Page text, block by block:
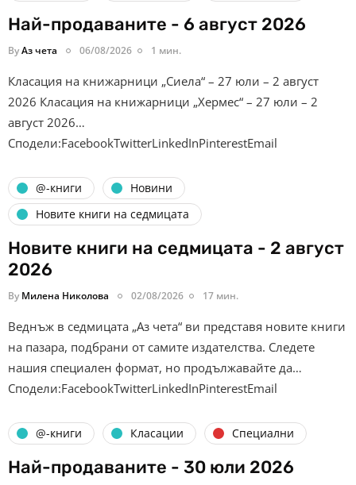
Най-продаваните - 6 август 2026
ByАз чета 06/08/2026 1 мин.
Класация на книжарници „Сиела“ – 27 юли – 2 август
2026 Класация на книжарници „Хермес“ – 27 юли – 2
август 2026…
Сподели:FacebookTwitterLinkedInPinterestEmail
@-книги
Новини
Новите книги на седмицата
Новите книги на седмицата - 2 август
2026
By Милена Николова 02/08/2026 17 мин.
Веднъж в седмицата „Аз чета“ ви представя новите книги
на пазара, подбрани от самите издателства. Следете
нашия специален формат, но продължавайте да…
Сподели:FacebookTwitterLinkedInPinterestEmail
@-книги Класации Специални
Най-продаваните - 30 юли 2026